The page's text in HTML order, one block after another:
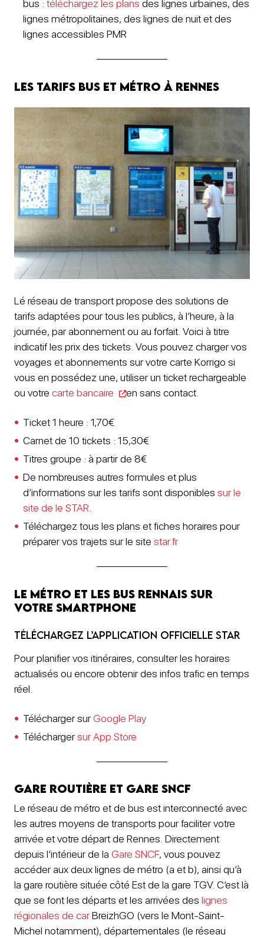
bus : téléchargez les plans des lignes urbaines, des
lignes métropolitaines, des lignes de nuit et des
lignes accessibles PMR
Les tarifs bus et métro à Rennes
Lé réseau de transport propose des solutions de
tarifs adaptées pour tous les publics, à l’heure, à la
journée, par abonnement ou au forfait. Voici à titre
indicatif les prix des tickets. Vous pouvez charger vos
voyages et abonnements sur votre carte Korrigo si
vous en possédez une, utiliser un ticket rechargeable
ou votre carte bancaire en sans contact.
Ticket 1 heure : 1,70€
Carnet de 10 tickets : 15,30€
Titres groupe : à partir de 8€
De nombreuses autres formules et plus
d’informations sur les tarifs sont disponibles sur le
site de le STAR.
Téléchargez tous les plans et fiches horaires pour
préparer vos trajets sur le site star.fr
Le métro et les bus rennais sur
votre smartphone
Téléchargez l’application officielle STAR
Pour planifier vos itinéraires, consulter les horaires
actualisés ou encore obtenir des infos trafic en temps
réel.
Télécharger surGoogle Play
Téléchargersur App Store
Gare routière et Gare SNCF
Le réseau de métro et de bus est interconnecté avec
les autres moyens de transports pour faciliter votre
arrivée et votre départ de Rennes. Directement
depuis l’intérieur de la Gare SNCF, vous pouvez
accéder aux deux lignes de métro (a et b), ainsi qu’à
la gare routière située côté Est de la gare TGV. C’est là
que se font les départs et les arrivées des lignes
régionales de carBreizhGO (vers le Mont-Saint-
Michel notamment), départementales (le réseau